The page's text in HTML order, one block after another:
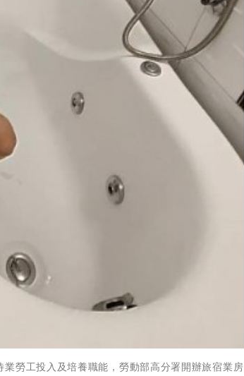
勞工投入及培養職能，勞動部高分署開辦旅宿業房